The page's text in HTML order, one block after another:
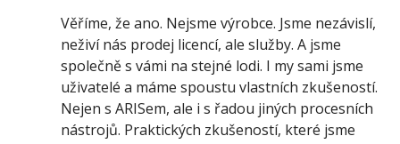
Věříme, že ano. Nejsme výrobce. Jsme nezávislí,
neživí nás prodej licencí, ale služby. A jsme
společně s vámi na stejné lodi. I my sami jsme
uživatelé a máme spoustu vlastních zkušeností.
Nejen s ARISem, ale i s řadou jiných procesních
nástrojů. Praktických zkušeností, které jsme